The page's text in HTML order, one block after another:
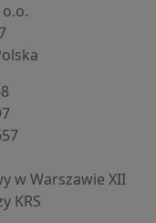
w Warszawie XII
KRS